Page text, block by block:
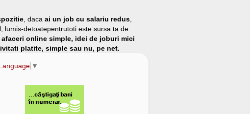
, daca ai un job cu salariu redus
lumis-detoatepentrutoti este sursa ta de
afaceri online simple, idei de joburi mici
platite, simple sau nu, pe net.
▼